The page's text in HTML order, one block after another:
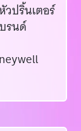
ปริ้นเตอร์
รนด์